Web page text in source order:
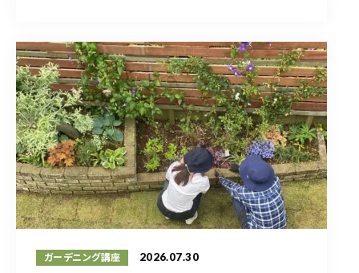
ガーデニング講座 2026.07.30